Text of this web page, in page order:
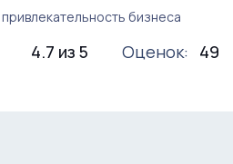
бизнеса
4.7 из 5 Оценок: 49